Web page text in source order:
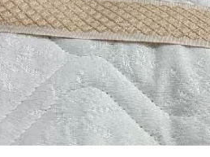
цветная AР-
специализированный
завершенный и
функцию, но и